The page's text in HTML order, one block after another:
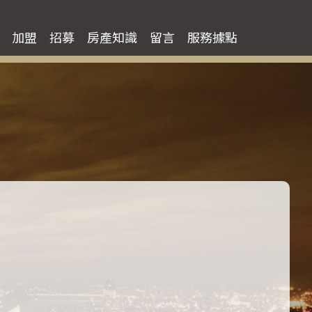
加盟 招募 房產知識 留言 服務據點